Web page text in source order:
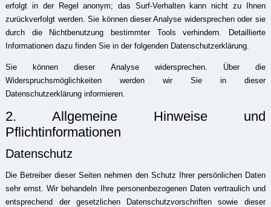
erfolgt in der Regel anonym; das Surf-Verhalten kann nicht zu Ihnen
zurückverfolgt werden. Sie können dieser Analyse widersprechen oder sie
durch die Nichtbenutzung bestimmter Tools verhindern. Detaillierte
Informationen dazu finden Sie in der folgenden Datenschutzerklärung.
Sie können dieser Analyse widersprechen. Über die
Widerspruchsmöglichkeiten werden wir Sie in dieser
Datenschutzerklärung informieren.
2. Allgemeine Hinweise und
Pflichtinformationen
Datenschutz
Die Betreiber dieser Seiten nehmen den Schutz Ihrer persönlichen Daten
sehr ernst. Wir behandeln Ihre personenbezogenen Daten vertraulich und
entsprechend der gesetzlichen Datenschutzvorschriften sowie dieser